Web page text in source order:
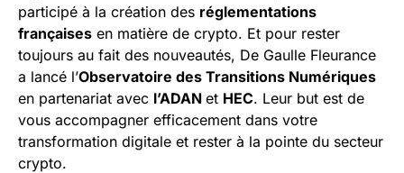
participé à la création des réglementations
françaises en matière de crypto. Et pour rester
toujours au fait des nouveautés, De Gaulle Fleurance
a lancé l’Observatoire des Transitions Numériques
en partenariat avec l’ADAN et HEC. Leur but est de
vous accompagner efficacement dans votre
transformation digitale et rester à la pointe du secteur
crypto.